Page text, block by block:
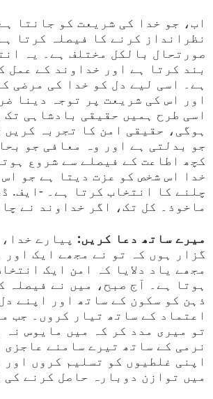
اب، جو خدا کی شریعت کو جانتا
نظرانداز کرنے کا فیصلہ کرتا
صورتحال بالکل مختلف ہے۔ یہ
بند کرتا ہے اور خداوند کے عمل
ہے۔ اسی لیے دل کو خدا کی مرضی
اور اس کی شریعت پر توجہ دینا
اسی طرح ہمیں حقیقی بادشاہی
ہوگی، حقیقی امن کا تجربہ
جو بدلتی ہے اور وہ معافی جو
کچھ اطاعت کے فیصلے سے شروع
خدا اس شخص کو عزت دیتا ہے جو اس
چلنے کا انتخاب کرتا ہے۔ -ایف.
ماخوذ۔ کل تک، اگر خداوند نے
میرے ساتھ دعا کریں: پیارے
گزار ہوں کہ تو نے مجھے ایک اور
مجھے یاد دلایا کہ امن ایک
ہوتا ہے۔ آج صبح، میں نے فیصلہ
ذہن کو سکون کے ساتھ اور اپنے
اعتماد کے ساتھ تیار کروں۔ جب
تو میری مدد کر کہ میں مایوس نہ
نرمی کے ساتھ تیرے سامنے عاجزی
اپنی غلطیوں کو تسلیم کروں
میں توازن دوبارہ حاصل کرنے کی